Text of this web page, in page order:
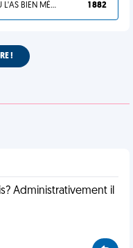
TU L'AS BIEN MÉRITÉ 1 882
!
Administrativement il